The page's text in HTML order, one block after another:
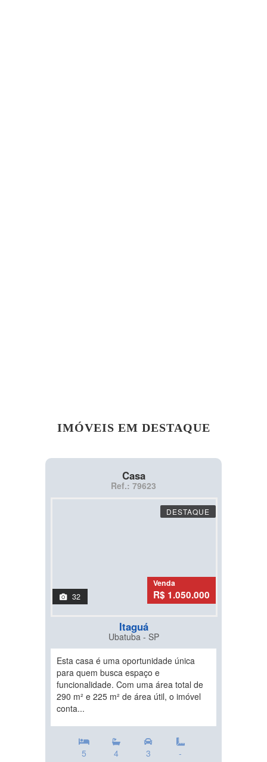
IMÓVEIS EM DESTAQUE
Casa
Ref.: 79623
DESTAQUE
32
Venda
R$ 1.050.000
Itaguá
Ubatuba - SP
Esta casa é uma oportunidade única
para quem busca espaço e
funcionalidade. Com uma área total de
290 m² e 225 m² de área útil, o imóvel
conta...
5 4 3 -